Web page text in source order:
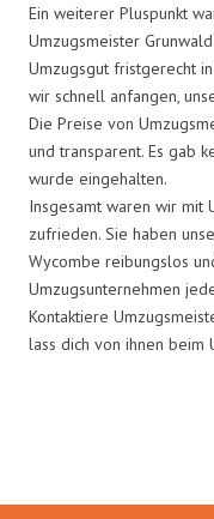
Ein weiterer Pluspunkt
Umzugsmeister
Umzugsgut fristgerecht
wir schnell anfangen,
Die Preise von
und transparent. Es gab
wurde eingehalten.
Insgesamt waren wir mit
zufrieden. Sie haben
Wycombe reibungslos
Umzugsunternehmen
Kontaktiere
lass dich von ihnen beim